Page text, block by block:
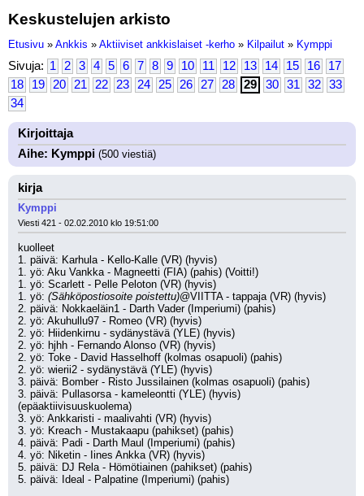
Keskustelujen arkisto
Etusivu » Ankkis » Aktiiviset ankkislaiset -kerho » Kilpailut » Kymppi
Sivuja: 1 2 3 4 5 6 7 8 9 10 11 12 13 14 15 16
17
18
19 20 21 22 23 24 25 26 27 28 29 30 31 32
33
34
Kirjoittaja
Aihe: Kymppi (500 viestiä)
kirja
Kymppi
Viesti 421 - 02.02.2010 klo 19:51:00
kuolleet
1. päivä: Karhula - Kello-Kalle (VR) (hyvis)
1. yö: Aku Vankka - Magneetti (FIA) (pahis) (Voitti!)
1. yö: Scarlett - Pelle Peloton (VR) (hyvis)
1. yö: (Sähköpostiosoite poistettu)@VIITTA - tappaja (VR) (hyvis)
2. päivä: Nokkaeläin1 - Darth Vader (Imperiumi) (pahis)
2. yö: Akuhullu97 - Romeo (VR) (hyvis)
2. yö: Hiidenkirnu - sydänystävä (YLE) (hyvis)
2. yö: hjhh - Fernando Alonso (VR) (hyvis)
2. yö: Toke - David Hasselhoff (kolmas osapuoli) (pahis)
2. yö: wierii2 - sydänystävä (YLE) (hyvis)
3. päivä: Bomber - Risto Jussilainen (kolmas osapuoli) (pahis)
3. päivä: Pullasorsa - kameleontti (YLE) (hyvis)
(epäaktiivisuuskuolema)
3. yö: Ankkaristi - maalivahti (VR) (hyvis)
3. yö: Kreach - Mustakaapu (pahikset) (pahis)
4. päivä: Padi - Darth Maul (Imperiumi) (pahis)
4. yö: Niketin - Iines Ankka (VR) (hyvis)
5. päivä: DJ Rela - Hömötiainen (pahikset) (pahis)
5. päivä: Ideal - Palpatine (Imperiumi) (pahis)